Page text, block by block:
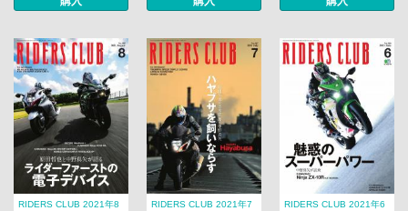
RIDERS CLUB 2021年8
RIDERS CLUB 2021年7
RIDERS CLUB 2021年6